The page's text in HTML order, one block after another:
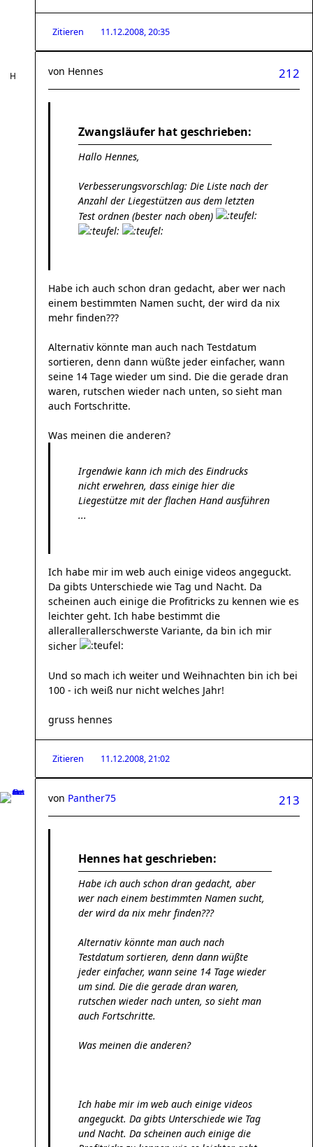
Zitieren 11.12.2008, 20:35
212
von Hennes
Zwangsläufer hat geschrieben:
Hallo Hennes,
Verbesserungsvorschlag: Die Liste nach der
Anzahl der Liegestützen aus dem letzten
Test ordnen (bester nach oben)
Habe ich auch schon dran gedacht, aber wer nach
einem bestimmten Namen sucht, der wird da nix
mehr finden???
Alternativ könnte man auch nach Testdatum
sortieren, denn dann wüßte jeder einfacher, wann
seine 14 Tage wieder um sind. Die die gerade dran
waren, rutschen wieder nach unten, so sieht man
auch Fortschritte.
Was meinen die anderen?
Irgendwie kann ich mich des Eindrucks
nicht erwehren, dass einige hier die
Liegestütze mit der flachen Hand ausführen
...
Ich habe mir im web auch einige videos angeguckt.
Da gibts Unterschiede wie Tag und Nacht. Da
scheinen auch einige die Profitricks zu kennen wie es
leichter geht. Ich habe bestimmt die
allerallerallerschwerste Variante, da bin ich mir
sicher
Und so mach ich weiter und Weihnachten bin ich bei
100 - ich weiß nur nicht welches Jahr!
gruss hennes
Zitieren 11.12.2008, 21:02
213
von Panther75
Hennes hat geschrieben:
Habe ich auch schon dran gedacht, aber
wer nach einem bestimmten Namen sucht,
der wird da nix mehr finden???
Alternativ könnte man auch nach
Testdatum sortieren, denn dann wüßte
jeder einfacher, wann seine 14 Tage wieder
um sind. Die die gerade dran waren,
rutschen wieder nach unten, so sieht man
auch Fortschritte.
Was meinen die anderen?
Ich habe mir im web auch einige videos
angeguckt. Da gibts Unterschiede wie Tag
und Nacht. Da scheinen auch einige die